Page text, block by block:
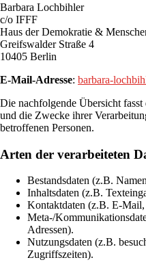
Barbara Lochbihler
c/o IFFF
Haus der Demokratie &
Greifswalder Straße 4
10405 Berlin
E-Mail-Adresse: barbara-
Die nachfolgende Übersicht
und die Zwecke ihrer
betroffenen Personen.
Arten der verarbeiteten
Bestandsdaten (z.B.
Inhaltsdaten (z.B.
Kontaktdaten (z.B. E-
Meta-/
Adressen).
Nutzungsdaten (z.B.
Zugriffszeiten).